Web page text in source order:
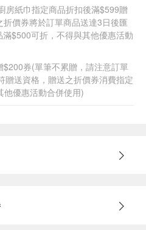
房紙巾指定商品折扣後滿$599贈
價券將於訂單商品送達3日後匯
$500可折，不得與其他優惠活動
券(單筆不累贈，請注意訂單
贈送資格，贈送之折價券消費指定
優惠活動合併使用)